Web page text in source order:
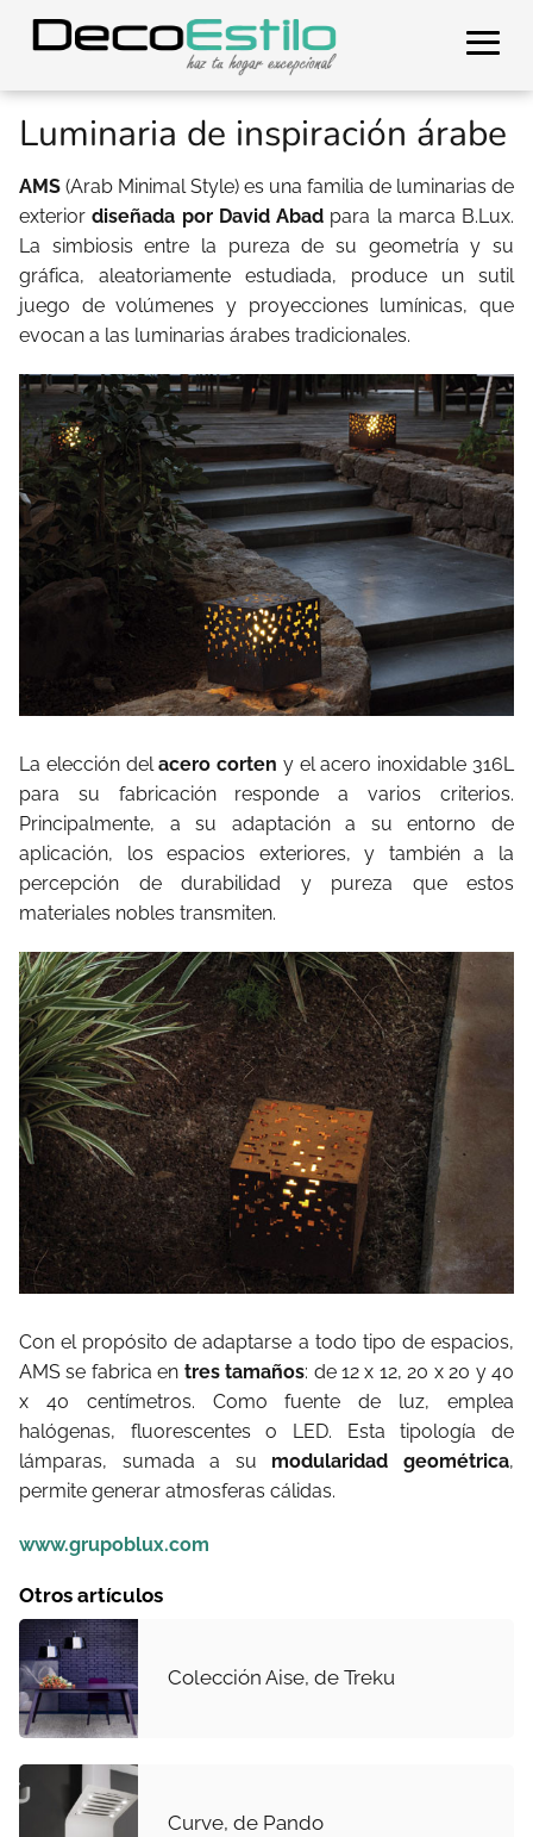
Luminaria de inspiración árabe
AMS (Arab Minimal Style) es una familia de luminarias de
exteriordiseñada por David Abad para la marca B.Lux.
La simbiosis entre la pureza de su geometría y su
gráfica, aleatoriamente estudiada, produce un sutil
juego de volúmenes y proyecciones lumínicas, que
evocan a las luminarias árabes tradicionales.
La elección delacero corten y el acero inoxidable 316L
para su fabricación responde a varios criterios.
Principalmente, a su adaptación a su entorno de
aplicación, los espacios exteriores, y también a la
percepción de durabilidad y pureza que estos
materiales nobles transmiten.
Con el propósito de adaptarse a todo tipo de espacios,
AMS se fabrica en tres tamaños: de 12 x 12, 20 x 20 y 40
x 40 centímetros. Como fuente de luz, emplea
halógenas, fluorescentes o LED. Esta tipología de
lámparas, sumada a su modularidad geométrica,
permite generar atmosferas cálidas.
www.grupoblux.com
Otros artículos
Colección Aise, de Treku
Curve, de Pando